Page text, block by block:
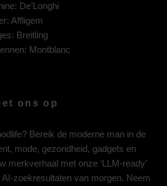
De’Longhi
Affligem
Breitling
Montblanc
ons op
Bereik de moderne man in de
mode, gezondheid, gadgets en
merkverhaal met onze ‘LLM-ready’
zoekresultaten van morgen. Neem